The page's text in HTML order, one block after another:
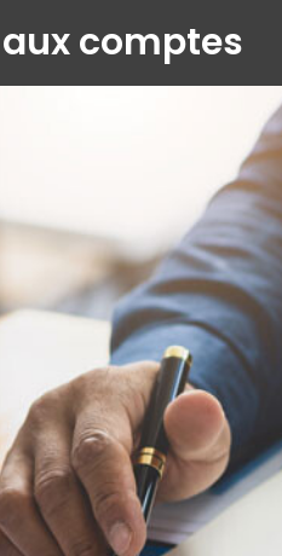
comptes